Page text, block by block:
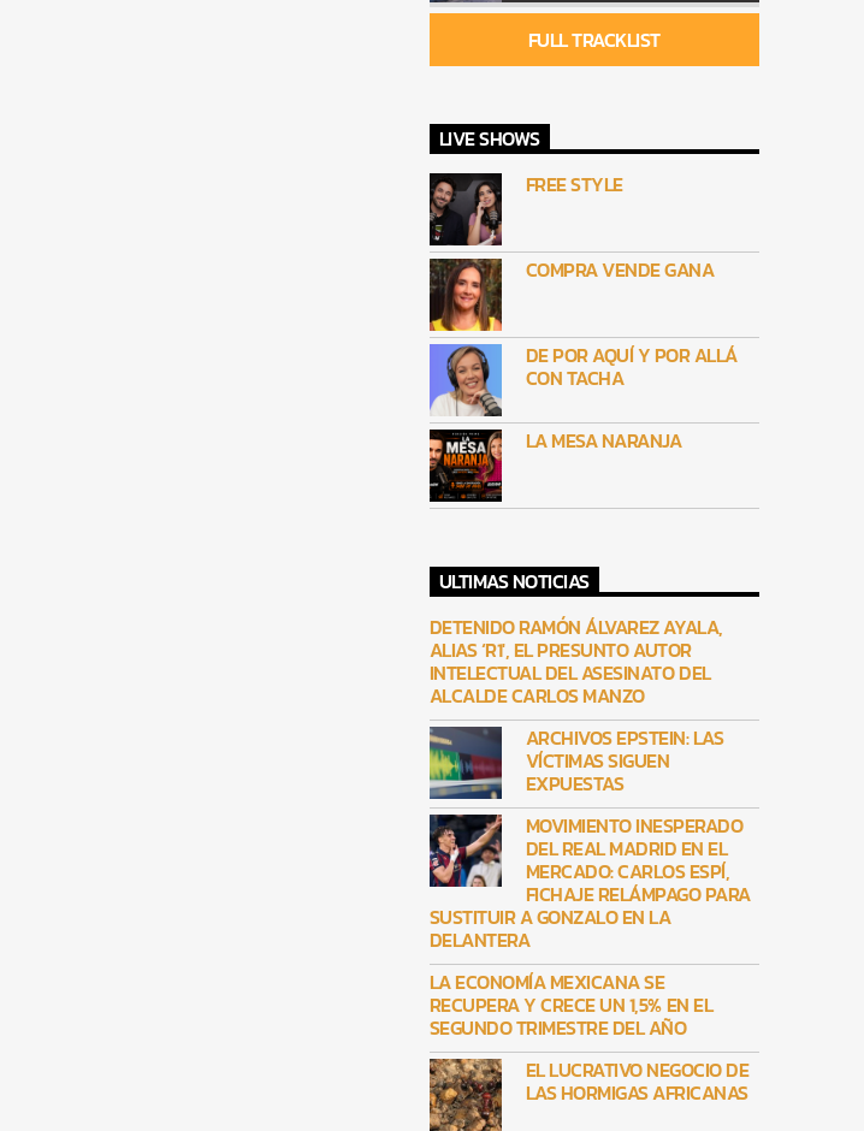
FULL TRACKLIST
LIVE SHOWS
FREE STYLE
COMPRA VENDE GANA
DE POR AQUÍ Y POR ALLÁ
CON TACHA
LA MESA NARANJA
ULTIMAS NOTICIAS
DETENIDO RAMÓN ÁLVAREZ AYALA,
ALIAS ‘R1′, EL PRESUNTO AUTOR
INTELECTUAL DEL ASESINATO DEL
ALCALDE CARLOS MANZO
ARCHIVOS EPSTEIN: LAS
VÍCTIMAS SIGUEN
EXPUESTAS
MOVIMIENTO INESPERADO
DEL REAL MADRID EN EL
MERCADO: CARLOS ESPÍ,
FICHAJE RELÁMPAGO PARA
SUSTITUIR A GONZALO EN LA
DELANTERA
LA ECONOMÍA MEXICANA SE
RECUPERA Y CRECE UN 1,5% EN EL
SEGUNDO TRIMESTRE DEL AÑO
EL LUCRATIVO NEGOCIO DE
LAS HORMIGAS AFRICANAS